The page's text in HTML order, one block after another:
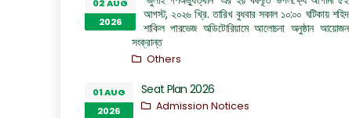
02 AUG
2026
আগস্ট, ২০২৬ খ্রি. তারিখ বুধবার সকাল ১০:০০ ঘটিকায় শহিদ
শাকিল পারভেজ অডিটোরিয়ামে আলোচনা অনুষ্ঠান আয়োজন
সংক্রান্ত
Others
01 AUG
2026
Seat Plan 2026
Admission Notices